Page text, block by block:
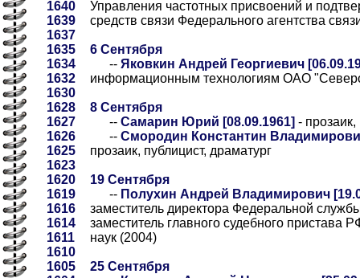
1640
1639
1637
1635
1634
1632
1630
1628
1627
1626
1625
1623
1620
1619
1616
1614
1611
1610
1605
Управления частотных присвоений и
средств связи Федерального агентства
6 Сентября
-- Яковкин Андрей Георгиевич
информационным технологиям ОАО
8 Сентября
-- Самарин Юрий [08.09.1961] - прозаик,
-- Смородин Константин
прозаик, публицист, драматург
19 Сентября
-- Полухин Андрей Владимирович
заместитель директора Федеральной
заместитель главного судебного пристава
наук (2004)
25 Сентября